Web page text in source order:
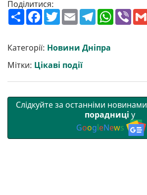
Поділитися:
П
о
р
и
т
и
F
a
b
o
o
k
T
w
t
e
r
E
m
l
T
e
g
r
W
h
V
Категорії: Новини Дніпра
Мітки: Цікаві події
Слідкуйте за останніми новинами
порадниці у
GoogleNews